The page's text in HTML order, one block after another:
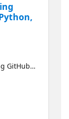
GitHub
for
and
how to
deploy